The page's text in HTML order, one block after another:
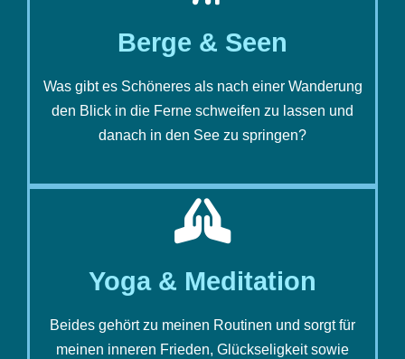
Berge & Seen
Was gibt es Schöneres als nach einer Wanderung
den Blick in die Ferne schweifen zu lassen und
danach in den See zu springen?
Yoga & Meditation
Beides gehört zu meinen Routinen und sorgt für
meinen inneren Frieden, Glückseligkeit sowie